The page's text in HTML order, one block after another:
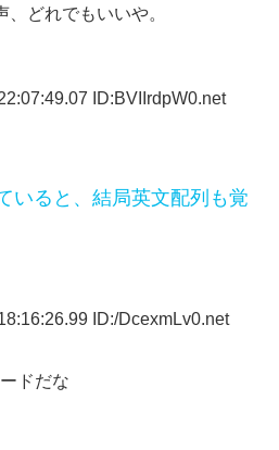
どれでもいいや。
ID:BVIIrdpW0.net
いると、結局英文配列も覚
ID:/DcexmLv0.net
ドだな